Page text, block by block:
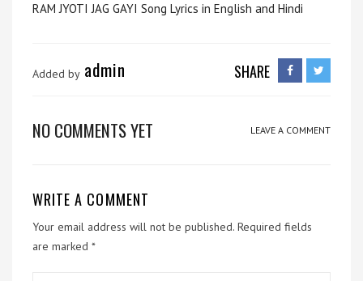
RAM JYOTI JAG GAYI Song Lyrics in English and Hindi
Added by admin SHARE
NO COMMENTS YET LEAVE A COMMENT
WRITE A COMMENT
Your email address will not be published. Required fields
are marked *